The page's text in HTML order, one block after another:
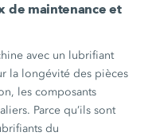
de maintenance et
avec un lubrifiant
la longévité des pièces
les composants
Parce qu’ils sont
du